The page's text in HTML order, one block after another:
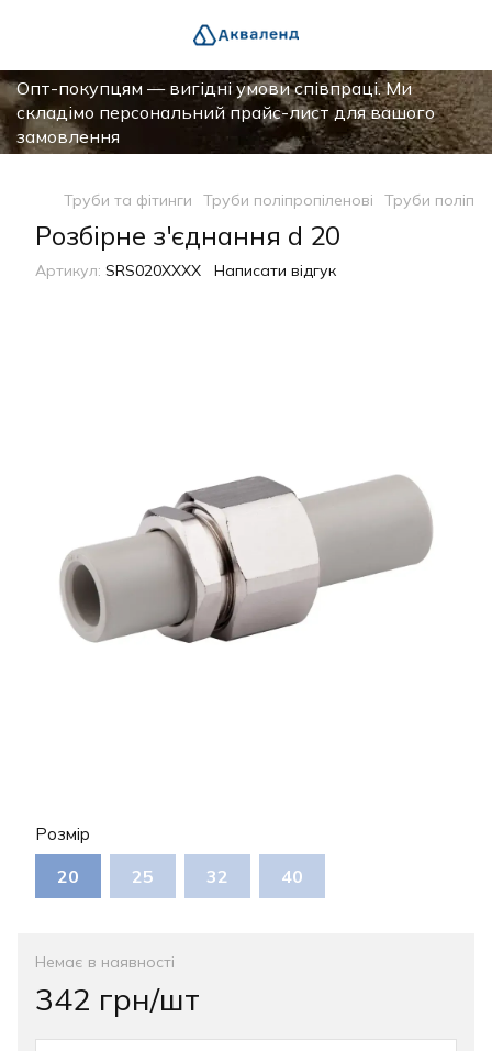
Опт-покупцям — вигідні умови співпраці. Ми
складімо персональний прайс-лист для вашого
замовлення
Труби та фітинги Труби поліпропіленові Труби
Розбірне з'єднання d 20
Артикул: SRS020XXXX Написати відгук
Розмір
20 25 32 40
Немає в наявності
342 грн/шт